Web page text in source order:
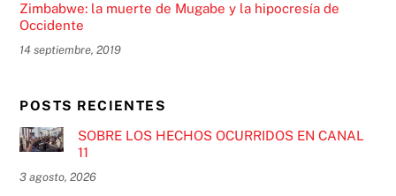
Zimbabwe: la muerte de Mugabe y la hipocresía de
Occidente
14 septiembre, 2019
POSTS RECIENTES
SOBRE LOS HECHOS OCURRIDOS EN CANAL
11
3 agosto, 2026